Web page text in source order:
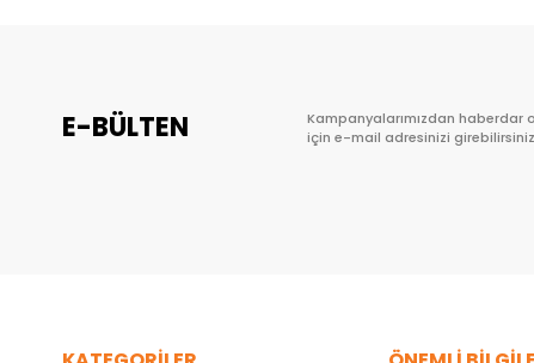
E-BÜLTEN
Kampanyalarımızdan haberdar
için e-mail adresinizi